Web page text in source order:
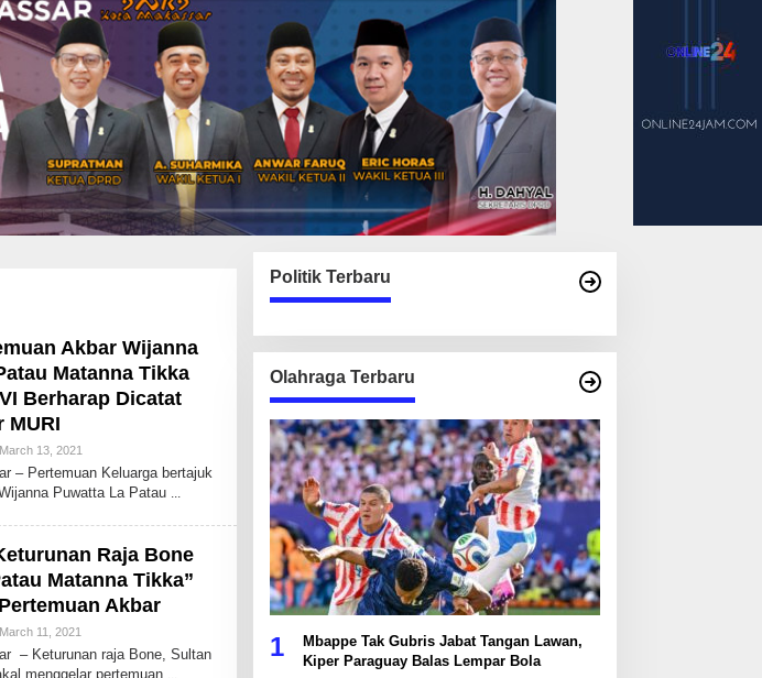
Akbar Wijanna
Matanna Tikka
Berharap Dicatat
MURI
March 13, 2021
A
N
H
K
A
I
D
S
– Pertemuan Keluarga bertajuk
Puwatta La Patau
Raja Bone
Matanna Tikka”
Akbar
March 11, 2021
A
– Keturunan raja Bone, Sultan
menggelar pertemuan
Politik Terbaru
Olahraga Terbaru
1
Mbappe Tak Gubris Jabat Tangan Lawan,
Kiper Paraguay Balas Lempar Bola